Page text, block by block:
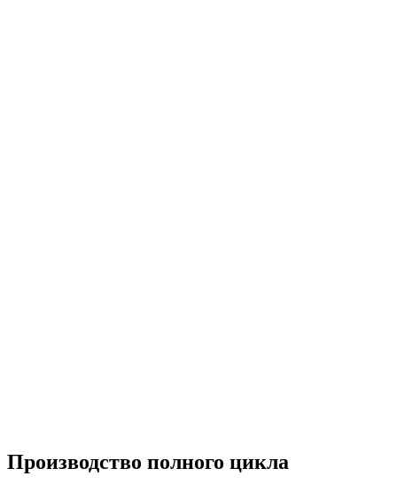
Производство полного цикла